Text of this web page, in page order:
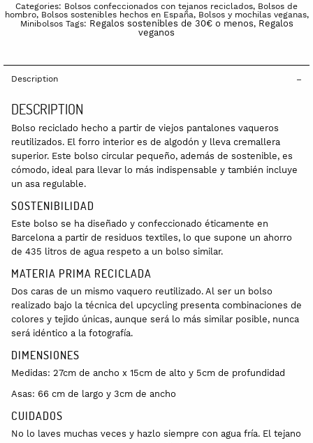
Categories: Bolsos confeccionados con tejanos reciclados, Bolsos de
hombro, Bolsos sostenibles hechos en España, Bolsos y mochilas veganas,
Minibolsos Tags: Regalos sostenibles de 30€ o menos, Regalos
veganos
Description
DESCRIPTION
Bolso reciclado hecho a partir de viejos pantalones vaqueros
reutilizados. El forro interior es de algodón y lleva cremallera
superior. Este bolso circular pequeño, además de sostenible, es
cómodo, ideal para llevar lo más indispensable y también incluye
un asa regulable.
SOSTENIBILIDAD
Este bolso se ha diseñado y confeccionado éticamente en
Barcelona a partir de residuos textiles, lo que supone un ahorro
de 435 litros de agua respeto a un bolso similar.
MATERIA PRIMA RECICLADA
Dos caras de un mismo vaquero reutilizado. Al ser un bolso
realizado bajo la técnica del upcycling presenta combinaciones de
colores y tejido únicas, aunque será lo más similar posible, nunca
será idéntico a la fotografía.
DIMENSIONES
Medidas: 27cm de ancho x 15cm de alto y 5cm de profundidad
Asas: 66 cm de largo y 3cm de ancho
CUIDADOS
No lo laves muchas veces y hazlo siempre con agua fría. El tejano